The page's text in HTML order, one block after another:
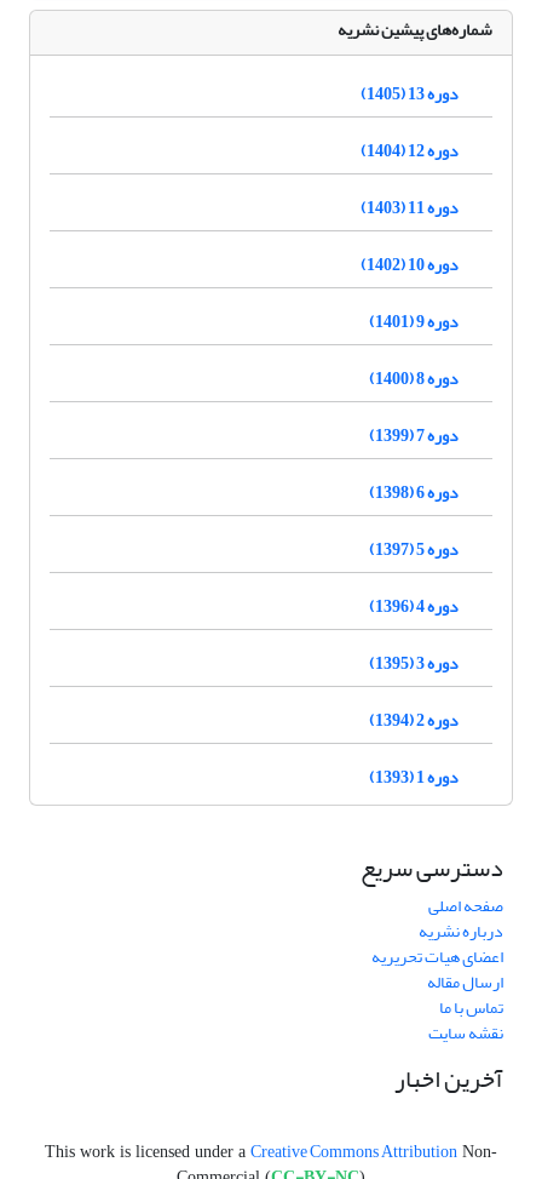
شماره‌های پیشین نشریه
دوره 13 (1405)
دوره 12 (1404)
دوره 11 (1403)
دوره 10 (1402)
دوره 9 (1401)
دوره 8 (1400)
دوره 7 (1399)
دوره 6 (1398)
دوره 5 (1397)
دوره 4 (1396)
دوره 3 (1395)
دوره 2 (1394)
دوره 1 (1393)
دسترسی سریع
صفحه اصلی
درباره نشریه
اعضای هیات تحریریه
ارسال مقاله
تماس با ما
نقشه سایت
آخرین اخبار
This work is licensed under a Creative Commons Attribution Non-